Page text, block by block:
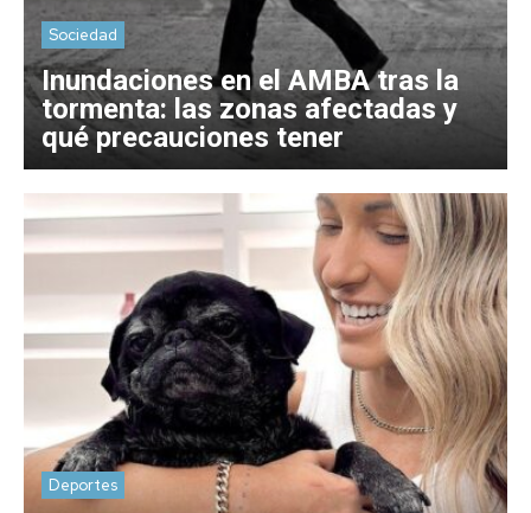
Sociedad
Inundaciones en el AMBA tras la
tormenta: las zonas afectadas y
qué precauciones tener
Deportes